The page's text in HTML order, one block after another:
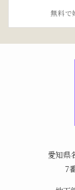
無料で
愛知県
7